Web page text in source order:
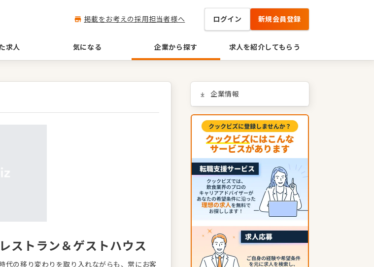
掲載をお考えの採用担当者様へ ログイン 新規会員登録
求人 気になる 企業から探す 求人を紹介してもらう
ストラン＆ゲストハウス
代の移り変わりを取り入れながらも、常にお客
企業情報